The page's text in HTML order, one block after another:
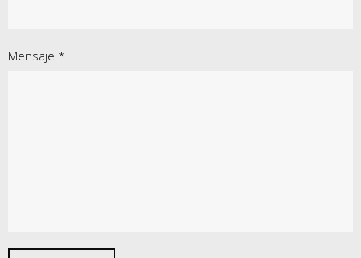
Mensaje *